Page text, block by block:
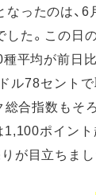
ったのは、6
た。この日
平均が前日
ル78セントで
合指数もそ
1,100ポイン
が目立ちまし